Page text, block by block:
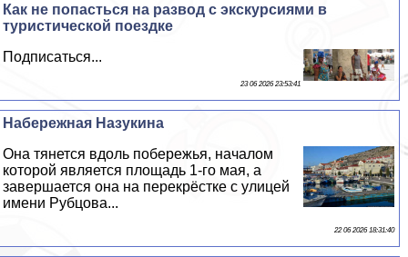
Как не попасться на развод с экскурсиями в
туристической поездке
Подписаться...
23 06 2026 23:53:41
Набережная Назукина
Она тянется вдоль побережья, началом
которой является площадь 1-го мая, а
завершается она на перекрёстке с улицей
имени Рубцова...
22 06 2026 18:31:40